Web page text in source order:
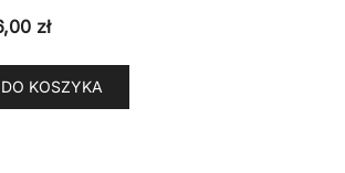
zł
KOSZYKA